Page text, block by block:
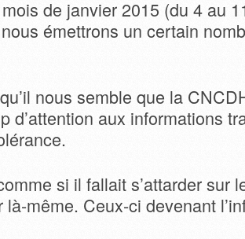
de janvier 2015 (du 4 au
émettrons un certain
nous semble que la
d’attention aux informations
si il fallait s’attarder sur
là-même. Ceux-ci devenant